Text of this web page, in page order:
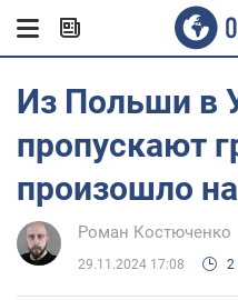
Из Польши в
пропускают
произошло
Роман Костюченко
29.11.2024 17:08 2